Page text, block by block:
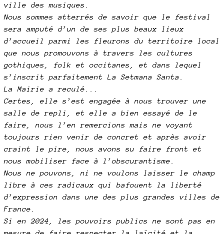
ville des musiques.
Nous sommes atterrés de savoir que le festival
sera amputé d’un de ses plus beaux lieux
d’accueil parmi les fleurons du territoire local
que nous promouvons à travers les cultures
gothiques, folk et occitanes, et dans lequel
s’inscrit parfaitement La Setmana Santa.
La Mairie a reculé...
Certes, elle s’est engagée à nous trouver une
salle de repli, et elle a bien essayé de le
faire, nous l’en remercions mais ne voyant
toujours rien venir de concret et après avoir
craint le pire, nous avons su faire front et
nous mobiliser face à l’obscurantisme.
Nous ne pouvons, ni ne voulons laisser le champ
libre à ces radicaux qui bafouent la liberté
d’expression dans une des plus grandes villes de
France.
Si en 2024, les pouvoirs publics ne sont pas en